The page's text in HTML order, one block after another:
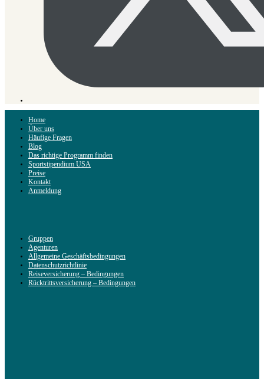
Home
Über uns
Häufige Fragen
Blog
Das richtige Programm finden
Sportstipendium USA
Preise
Kontakt
Anmeldung
Gruppen
Agenturen
Allgemeine Geschäftsbedingungen
Datenschutzrichtlinie
Reiseversicherung – Bedingungen
Rücktrittsversicherung – Bedingungen